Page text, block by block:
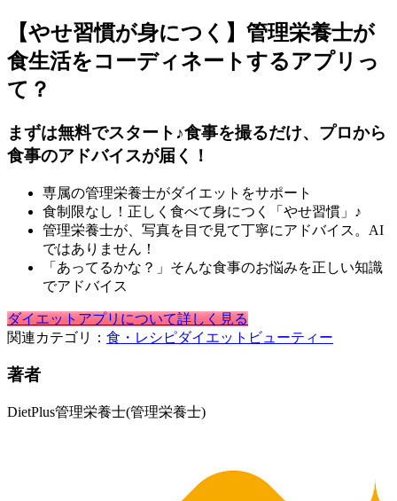
【やせ習慣が身につく】管理栄養士が
食生活をコーディネートするアプリっ
て？
まずは無料でスタート♪食事を撮るだけ、プロから
食事のアドバイスが届く！
専属の管理栄養士がダイエットをサポート
食制限なし！正しく食べて身につく「やせ習慣」♪
管理栄養士が、写真を目で見て丁寧にアドバイス。AI
ではありません！
「あってるかな？」そんな食事のお悩みを正しい知識
でアドバイス
ダイエットアプリについて詳しく見る
関連カテゴリ： 食・レシピダイエット ビューティー
著者
DietPlus管理栄養士(管理栄養士)